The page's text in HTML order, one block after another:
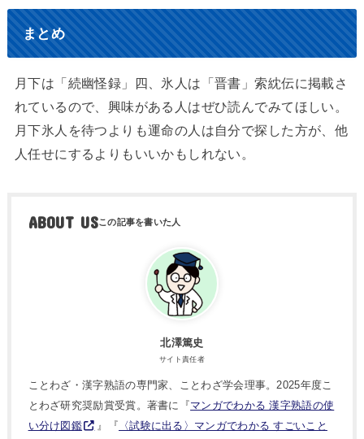
まとめ
月下は「続幽怪録」四、氷人は「晋書」索紞伝に掲載さ
れているので、興味がある人はぜひ読んでみてほしい。
月下氷人を待つよりも運命の人は自分で探した方が、他
人任せにするよりもいいかもしれない。
ABOUT US
北澤篤史
サイト責任者
ことわざ・漢字熟語の専門家、ことわざ学会理事。2025年度こ
とわざ研究奨励賞受賞。著書に『マンガでわかる 漢字熟語の使
い分け図鑑
』『 〈試験に出る〉マンガでわかる すごいこと